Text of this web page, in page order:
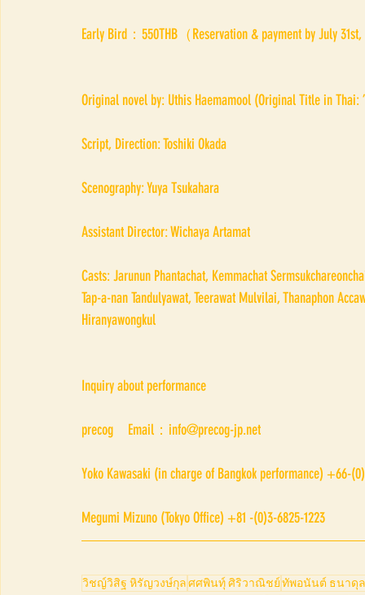
Early Bird：550THB（Reservation & payment by July
Original novel by: Uthis Haemamool (Original Title in Thai:
Script, Direction: Toshiki Okada
Scenography: Yuya Tsukahara
Assistant Director: Wichaya Artamat
Casts: Jarunun Phantachat, Kemmachat
Tap-a-nan Tandulyawat, Teerawat Mulvilai, Thanaphon
Hiranyawongkul
Inquiry about performance
precog　Email：info@precog-jp.net
Yoko Kawasaki (in charge of Bangkok performance) +66-
Megumi Mizuno (Tokyo Office) +81 -(0)3-6825-1223
วิชญ์วิสิฐ หิรัญวงษ์กุลศศพินทุ์ ศิริวาณิชย์ทัพอนันต์ ธนาดุ